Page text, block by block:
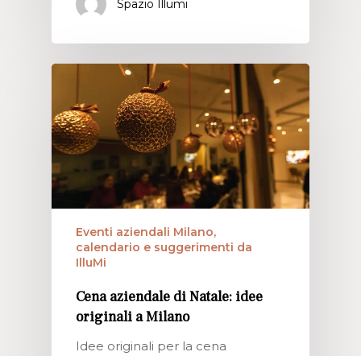
Spazio Illumi
Eventi aziendali Milano,
calendario e suggerimenti da
IlluMi
Cena aziendale di Natale: idee
originali a Milano
Idee originali per la cena